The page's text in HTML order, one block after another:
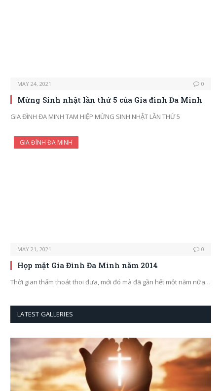
MAY 24, 2021 0
Mừng Sinh nhật lần thứ 5 của Gia đình Đa Minh
GIA ĐÌNH ĐA MINH TAM HIỆP MỪNG SINH NHẬT LẦN THỨ 5
GIA ĐÌNH ĐA MINH
MAY 21, 2021 0
Họp mặt Gia Đình Đa Minh năm 2014
Thời gian thấm thoát thoi đưa, mới đó mà đã gần hết một năm nữa…
LATEST GALLERIES